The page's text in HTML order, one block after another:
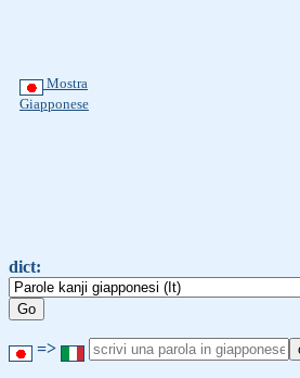
Mostra
Giapponese
dict:
=>